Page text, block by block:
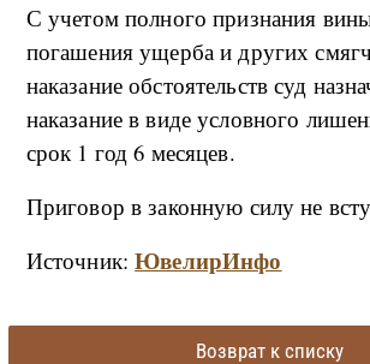
С учетом полного признания
погашения ущерба и других
наказание обстоятельств суд
наказание в виде условного
срок 1 год 6 месяцев.
Приговор в законную силу не
Источник:ЮвелирИнфо
Возврат к списку